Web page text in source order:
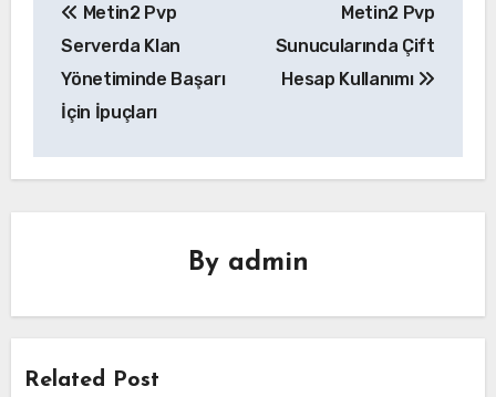
gezinmesi
Metin2 Pvp
Serverda Klan
Yönetiminde Başarı
İçin İpuçları
Metin2 Pvp
Sunucularında Çift
Hesap Kullanımı
By admin
Related Post